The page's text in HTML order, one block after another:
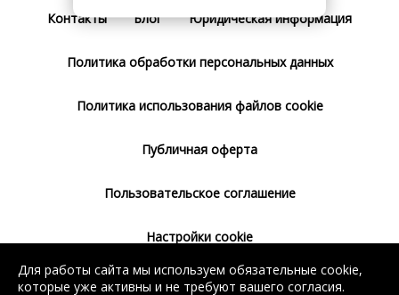
Контакты Блог Юридическая информация
Политика обработки персональных данных
Политика использования файлов cookie
Публичная оферта
Пользовательское соглашение
Настройки cookie
Согласие на использование сервиса
Для работы сайта мы используем обязательные cookie,
которые уже активны и не требуют вашего согласия.